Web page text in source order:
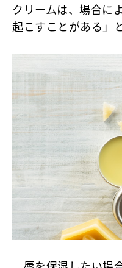
クリームは、場合に
起こすことがある」